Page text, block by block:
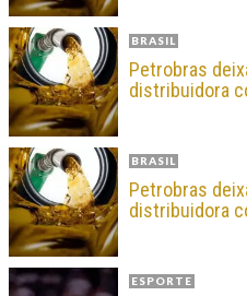
BRASIL
Petrobras
distribuidora
BRASIL
Petrobras
distribuidora
ESPORTE